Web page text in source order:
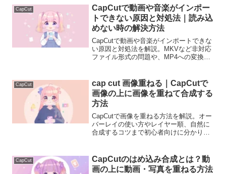
CapCut
CapCutで動画や音楽がインポー
トできない原因と対処法｜読み込
めない時の解決方法
CapCutで動画や音楽がインポートできな
い原因と対処法を解説。MKVなど非対応
ファイル形式の問題や、MP4への変換方
CapCut
cap cut 画像重ねる｜CapCutで
画像の上に画像を重ねて合成する
方法
CapCutで画像を重ねる方法を解説。オー
バーレイの使い方やレイヤー順、自然に
合成するコツまで初心者向けに分かりや
CapCut
CapCutのはめ込み合成とは？動
画の上に動画・写真を重ねる方法